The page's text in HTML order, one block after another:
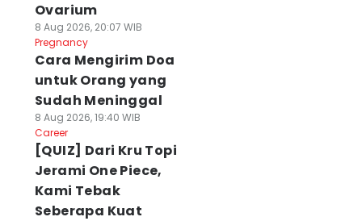
Ovarium
8 Aug 2026, 20:07 WIB
Pregnancy
Cara Mengirim Doa
untuk Orang yang
Sudah Meninggal
8 Aug 2026, 19:40 WIB
Career
[QUIZ] Dari Kru Topi
Jerami One Piece,
Kami Tebak
Seberapa Kuat